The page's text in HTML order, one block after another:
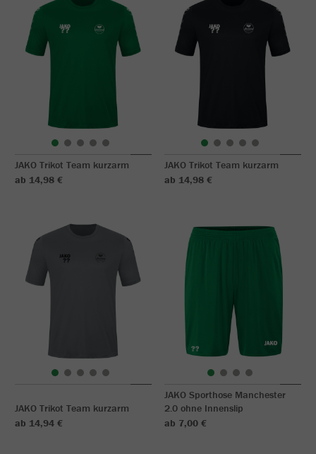
JAKO Trikot Team kurzarm
ab 14,98 €
JAKO Trikot Team kurzarm
ab 14,98 €
JAKO Trikot Team kurzarm
ab 14,94 €
JAKO Sporthose Manchester
2.0 ohne Innenslip
ab 7,00 €